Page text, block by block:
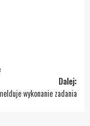
Dalej:
wykonanie zadania